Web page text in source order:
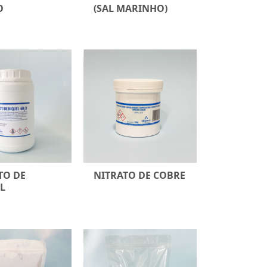
(SAL MARINHO)
DE
NITRATO DE COBRE